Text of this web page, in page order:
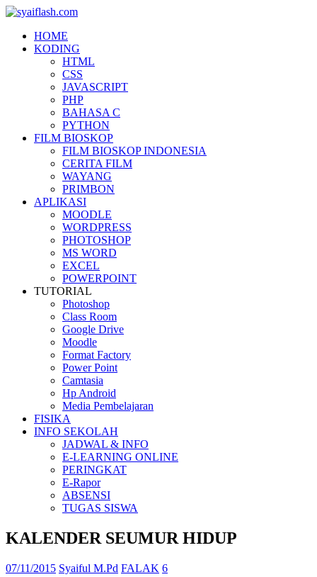
HOME
KODING
HTML
CSS
JAVASCRIPT
PHP
BAHASA C
PYTHON
FILM BIOSKOP
FILM BIOSKOP INDONESIA
CERITA FILM
WAYANG
PRIMBON
APLIKASI
MOODLE
WORDPRESS
PHOTOSHOP
MS WORD
EXCEL
POWERPOINT
TUTORIAL
Photoshop
Class Room
Google Drive
Moodle
Format Factory
Power Point
Camtasia
Hp Android
Media Pembelajaran
FISIKA
INFO SEKOLAH
JADWAL & INFO
E-LEARNING ONLINE
PERINGKAT
E-Rapor
ABSENSI
TUGAS SISWA
KALENDER SEUMUR HIDUP
07/11/2015 Syaiful M.Pd FALAK 6